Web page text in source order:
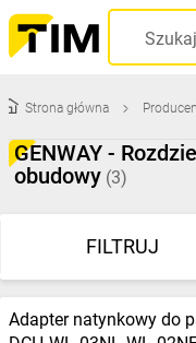
TIM
SA
-
produkty
w
Strona główna
GENWAY -
obudowy (3)
FILTRUJ
Adapter natynkowy do